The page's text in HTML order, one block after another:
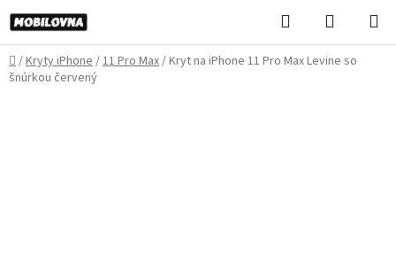
Prejsť
na
obsah
Hľadať
KOŠÍK
Domov
/Kryty iPhone/11 Pro Max/Kryt na iPhone 11 Pro Max Levine so
šnúrkou červený